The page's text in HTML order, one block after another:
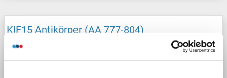
KIF15 Antikörper (AA 777-804)
KIF15
Wirt: Kaninchen
Polyclonal unconjugated